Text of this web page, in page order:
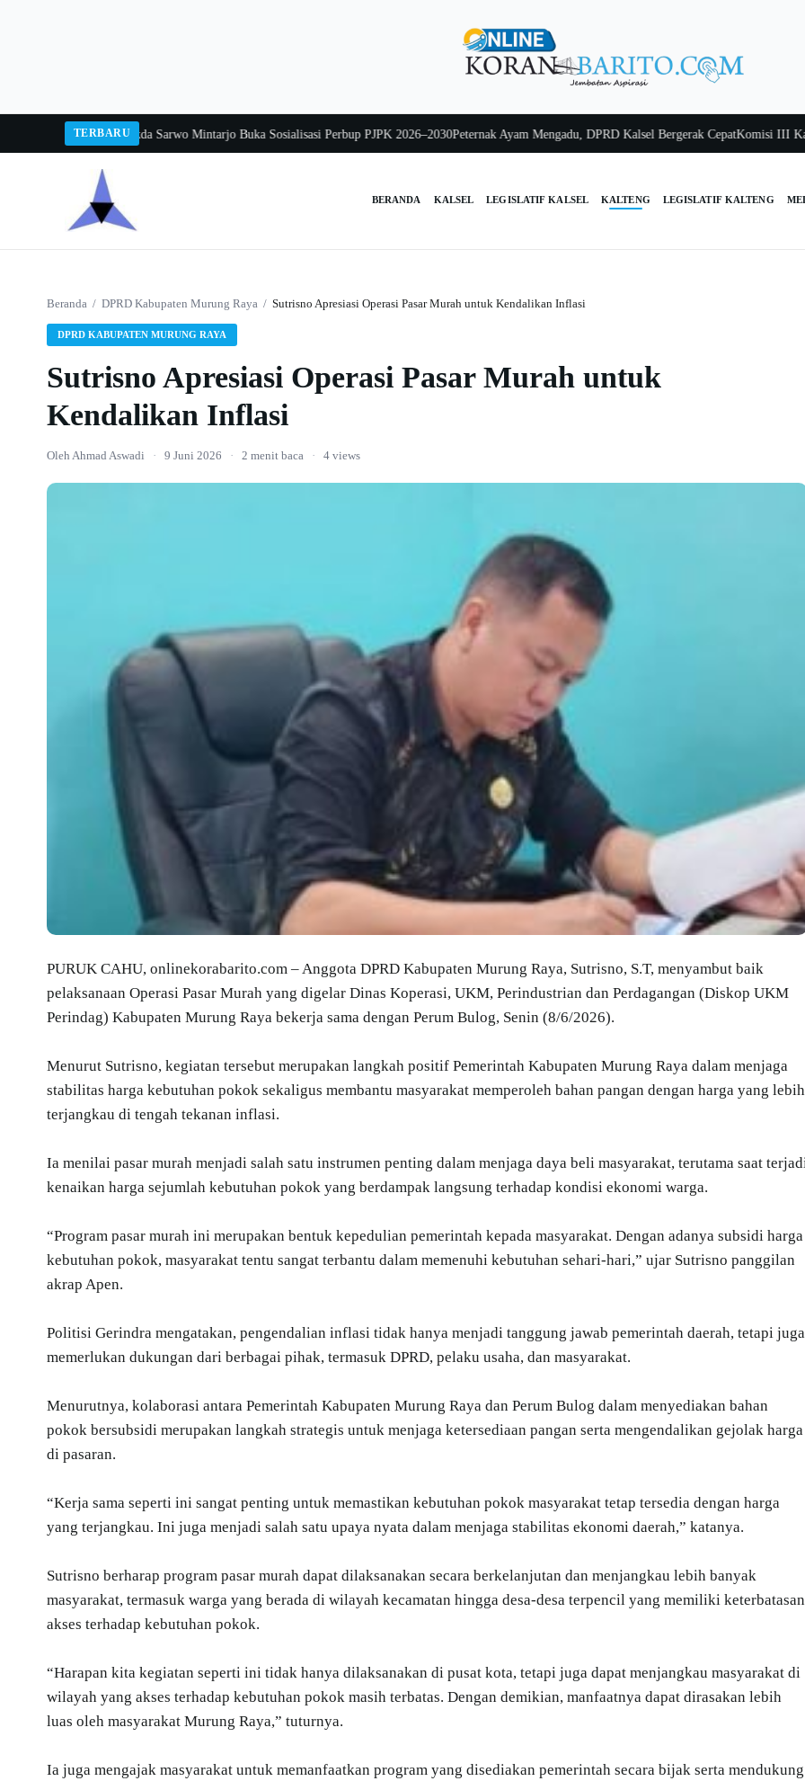
TERBARU
Balang 2026Pj Sekda Sarwo Mintarjo Buka Sosialisasi Perbup PJPK 2026–2030Peternak Ayam Mengadu, DPRD Kalsel Bergerak CepatKomisi III Kalsel
BERANDA KALSEL LEGISLATIF KALSEL KALTENG LEGISLATIF KALTENG
Beranda / DPRD Kabupaten Murung Raya / Sutrisno Apresiasi Operasi Pasar Murah untuk Kendalikan Inflasi
DPRD KABUPATEN MURUNG RAYA
Sutrisno Apresiasi Operasi Pasar Murah untuk
Kendalikan Inflasi
Oleh Ahmad Aswadi · 9 Juni 2026 · 2 menit baca · 4 views
PURUK CAHU, onlinekorabarito.com – Anggota DPRD Kabupaten Murung Raya, Sutrisno, S.T, menyambut baik
pelaksanaan Operasi Pasar Murah yang digelar Dinas Koperasi, UKM, Perindustrian dan Perdagangan (Diskop UKM
Perindag) Kabupaten Murung Raya bekerja sama dengan Perum Bulog, Senin (8/6/2026).
Menurut Sutrisno, kegiatan tersebut merupakan langkah positif Pemerintah Kabupaten Murung Raya dalam menjaga
stabilitas harga kebutuhan pokok sekaligus membantu masyarakat memperoleh bahan pangan dengan harga yang lebih
terjangkau di tengah tekanan inflasi.
Ia menilai pasar murah menjadi salah satu instrumen penting dalam menjaga daya beli masyarakat, terutama saat
kenaikan harga sejumlah kebutuhan pokok yang berdampak langsung terhadap kondisi ekonomi warga.
“Program pasar murah ini merupakan bentuk kepedulian pemerintah kepada masyarakat. Dengan adanya subsidi harga
kebutuhan pokok, masyarakat tentu sangat terbantu dalam memenuhi kebutuhan sehari-hari,” ujar Sutrisno panggilan
akrap Apen.
Politisi Gerindra mengatakan, pengendalian inflasi tidak hanya menjadi tanggung jawab pemerintah daerah, tetapi juga
memerlukan dukungan dari berbagai pihak, termasuk DPRD, pelaku usaha, dan masyarakat.
Menurutnya, kolaborasi antara Pemerintah Kabupaten Murung Raya dan Perum Bulog dalam menyediakan bahan
pokok bersubsidi merupakan langkah strategis untuk menjaga ketersediaan pangan serta mengendalikan gejolak harga
di pasaran.
“Kerja sama seperti ini sangat penting untuk memastikan kebutuhan pokok masyarakat tetap tersedia dengan harga
yang terjangkau. Ini juga menjadi salah satu upaya nyata dalam menjaga stabilitas ekonomi daerah,” katanya.
Sutrisno berharap program pasar murah dapat dilaksanakan secara berkelanjutan dan menjangkau lebih banyak
masyarakat, termasuk warga yang berada di wilayah kecamatan hingga desa-desa terpencil yang memiliki keterbatasan
akses terhadap kebutuhan pokok.
“Harapan kita kegiatan seperti ini tidak hanya dilaksanakan di pusat kota, tetapi juga dapat menjangkau masyarakat di
wilayah yang akses terhadap kebutuhan pokok masih terbatas. Dengan demikian, manfaatnya dapat dirasakan lebih
luas oleh masyarakat Murung Raya,” tuturnya.
Ia juga mengajak masyarakat untuk memanfaatkan program yang disediakan pemerintah secara bijak serta mendukung